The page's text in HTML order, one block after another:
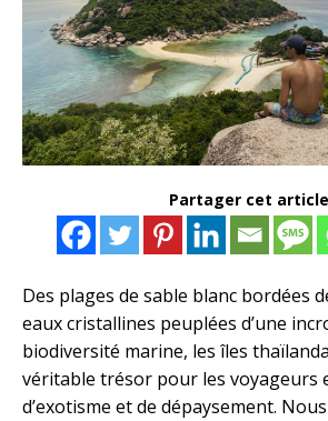
Partager cet article
Des plages de sable blanc bordées
eaux cristallines peuplées d’une
biodiversité marine, les îles
véritable trésor pour les voyageurs
d’exotisme et de dépaysement.